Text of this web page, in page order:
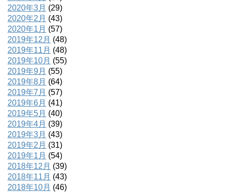
2020年3月 (29)
2020年2月 (43)
2020年1月 (57)
2019年12月 (48)
2019年11月 (48)
2019年10月 (55)
2019年9月 (55)
2019年8月 (64)
2019年7月 (57)
2019年6月 (41)
2019年5月 (40)
2019年4月 (39)
2019年3月 (43)
2019年2月 (31)
2019年1月 (54)
2018年12月 (39)
2018年11月 (43)
2018年10月 (46)